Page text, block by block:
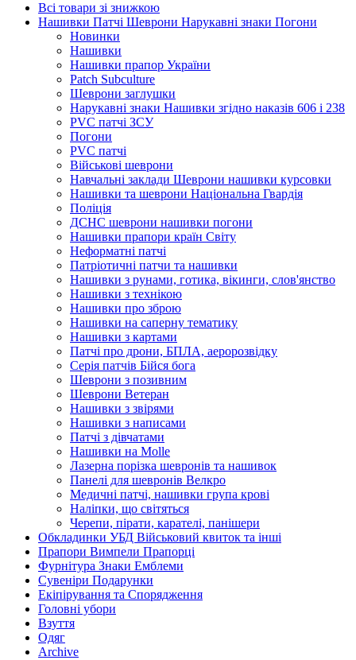
Всі товари зі знижкою
Нашивки Патчі Шеврони Нарукавні знаки Погони
Новинки
Нашивки
Нашивки прапор України
Рatch Subculture
Шеврони заглушки
Нарукавні знаки Нашивки згідно наказів 606 і 238
PVC патчі ЗСУ
Погони
PVC патчі
Військові шеврони
Навчальні заклади Шеврони нашивки курсовки
Нашивки та шеврони Національна Гвардія
Поліція
ДСНС шеврони нашивки погони
Нашивки прапори країн Світу
Неформатні патчі
Патріотичні патчи та нашивки
Нашивки з рунами, готика, вікинги, слов'янство
Нашивки з технікою
Нашивки про зброю
Нашивки на саперну тематику
Нашивки з картами
Патчі про дрони, БПЛА, аеророзвідку
Серія патчів Бійся бога
Шеврони з позивним
Шеврони Ветеран
Нашивки з звірями
Нашивки з написами
Патчі з дівчатами
Нашивки на Molle
Лазерна порізка шевронів та нашивок
Панелі для шевронів Велкро
Медичні патчі, нашивки група крові
Наліпки, що світяться
Черепи, пірати, карателі, панішери
Обкладинки УБД Військовий квиток та інші
Прапори Вимпели Прапорці
Фурнітура Знаки Емблеми
Сувеніри Подарунки
Екіпірування та Спорядження
Головні убори
Взуття
Одяг
Archive